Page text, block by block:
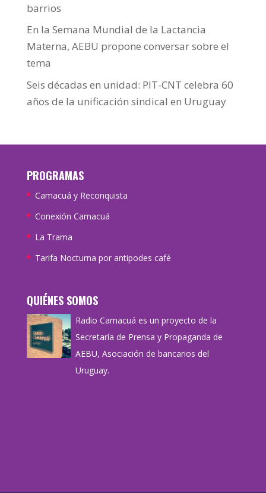
barrios
En la Semana Mundial de la Lactancia
Materna, AEBU propone conversar sobre el
tema
Seis décadas en unidad: PIT-CNT celebra 60
años de la unificación sindical en Uruguay
PROGRAMAS
Camacuá y Reconquista
Conexión Camacuá
La Trama
Tarifa Nocturna por antipodes café
QUIÉNES SOMOS
Radio Camacuá es un proyecto de la
Secretaría de Prensa y Propaganda de
AEBU, Asociación de bancarios del
Uruguay.